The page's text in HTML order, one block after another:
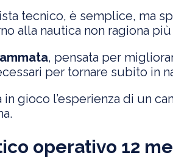
tecnico, è semplice, ma
alla nautica non ragiona
, pensata per
per tornare subito in
gioco l’esperienza di un
operativo 12